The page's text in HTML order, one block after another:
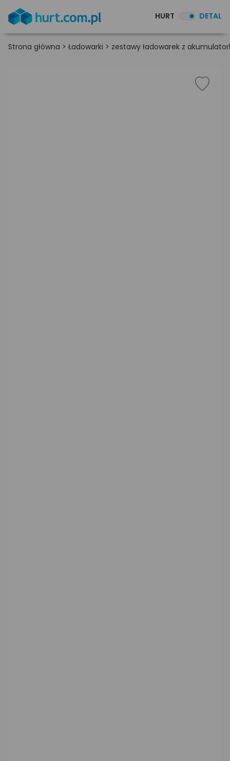
HURT DETAL
Strona główna > Ładowarki > zestawy ładowarek z